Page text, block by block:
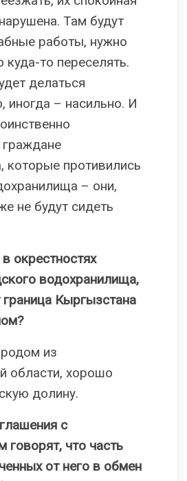
Там будут
работы, нужно
куда-то переселять.
делаться
иногда – насильно. И
которые противились
– они,
не будут сидеть
окрестностях
водохранилища,
граница Кыргызстана
из
области, хорошо
долину.
с
говорят, что часть
от него в обмен